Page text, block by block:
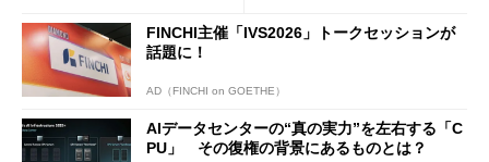
FINCHI主催「IVS2026」トークセッションが
話題に！
AD（FINCHI on GOETHE）
AIデータセンターの“真の実力”を左右する「C
PU」 その復権の背景にあるものとは？